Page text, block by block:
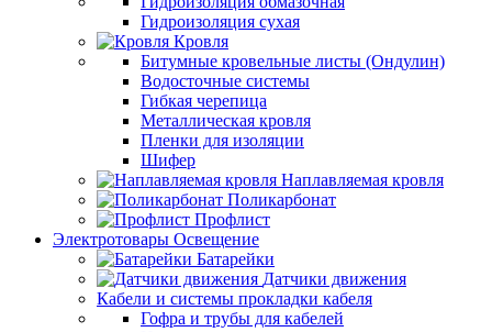
Гидроизоляция сухая
Кровля
Битумные кровельные листы (Ондулин)
Водосточные системы
Гибкая черепица
Металлическая кровля
Пленки для изоляции
Шифер
Наплавляемая кровля
Поликарбонат
Профлист
Электротовары Освещение
Батарейки
Датчики движения
Кабели и системы прокладки кабеля
Гофра и трубы для кабелей